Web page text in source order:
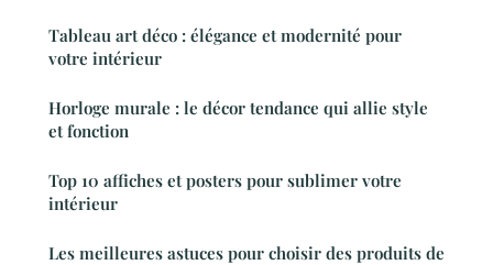
Tableau art déco : élégance et modernité pour
votre intérieur
Horloge murale : le décor tendance qui allie style
et fonction
Top 10 affiches et posters pour sublimer votre
intérieur
Les meilleures astuces pour choisir des produits de